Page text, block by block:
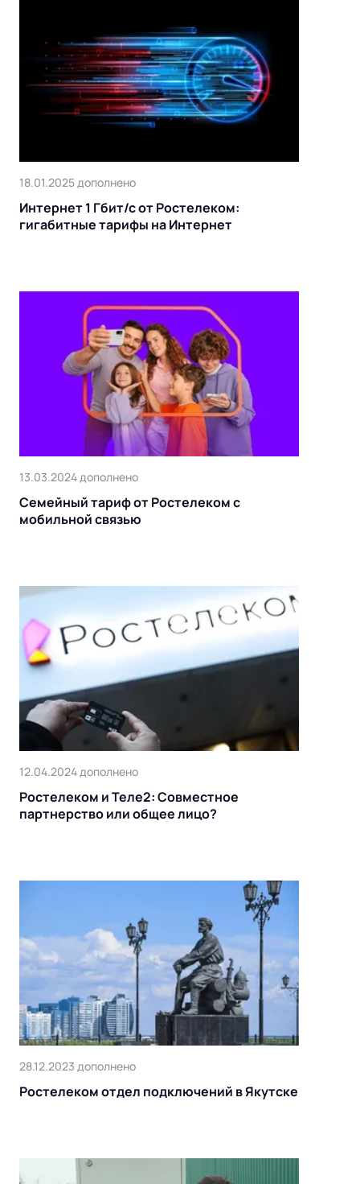
18.01.2025 дополнено
Интернет 1 Гбит/с от Ростелеком:
гигабитные тарифы на Интернет
13.03.2024 дополнено
Cемейный тариф от Ростелеком с
мобильной связью
12.04.2024 дополнено
Ростелеком и Теле2: Совместное
партнерство или общее лицо?
28.12.2023 дополнено
Ростелеком отдел подключений в Якутске